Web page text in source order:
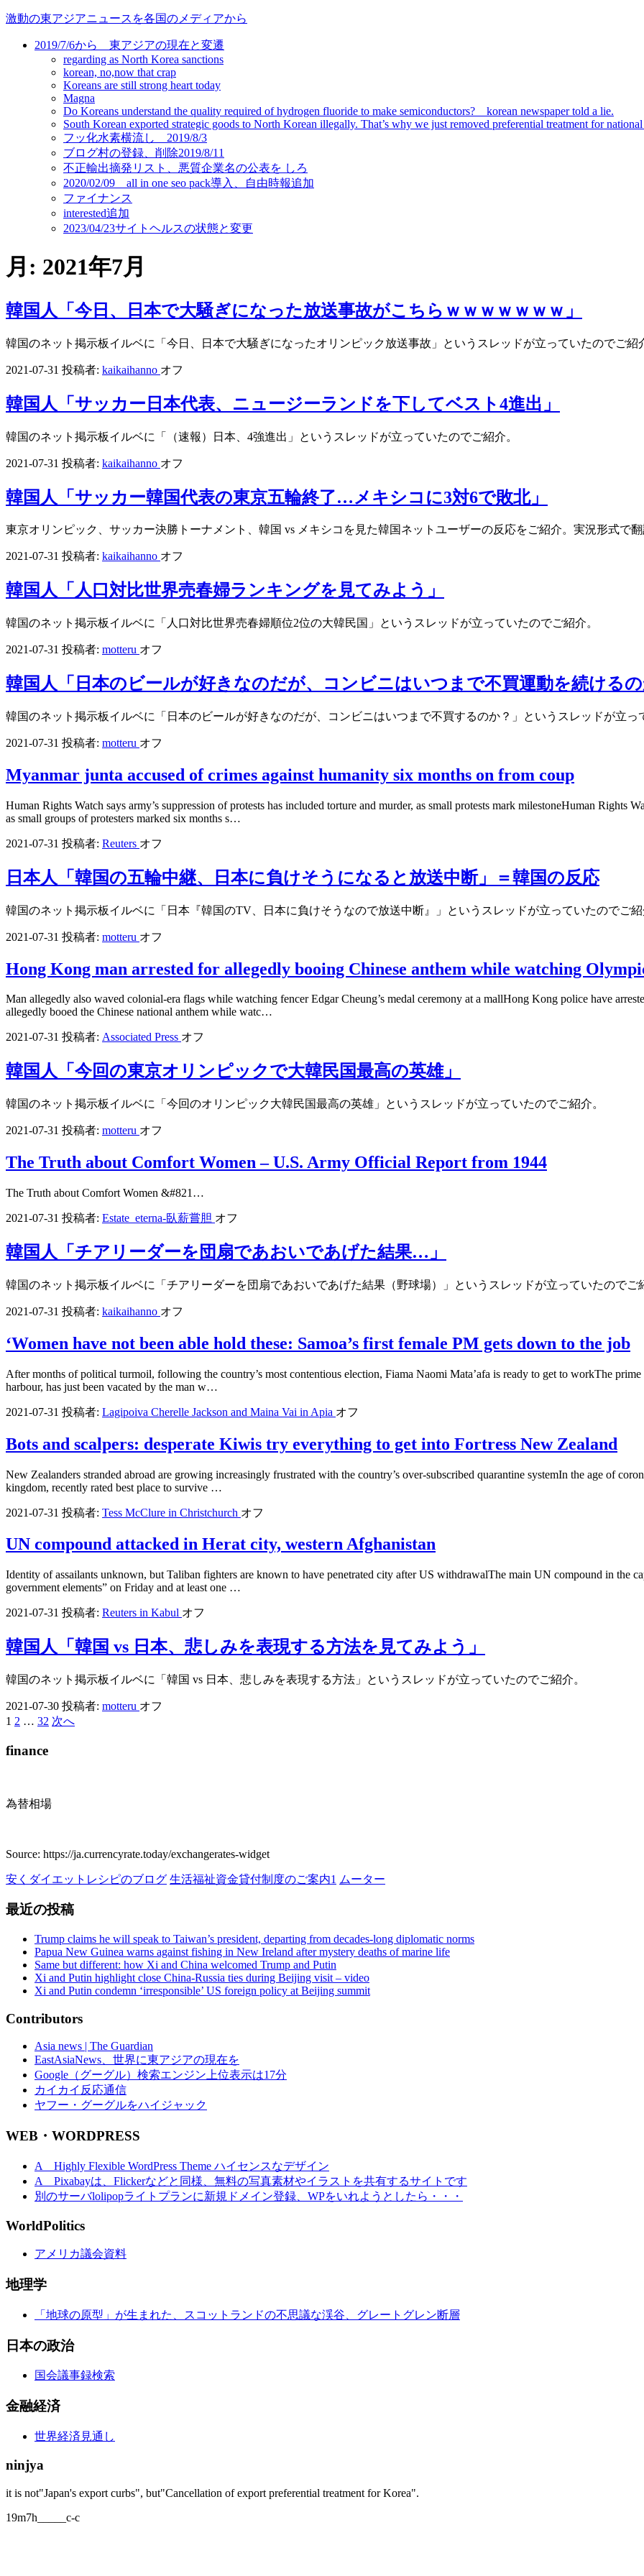
コ
激動の東アジアニュースを各国のメディアから
2019/7/6から 東アジアの現在と変遷
regarding as North Korea sanctions
korean, no,now that crap
Koreans are still strong heart today
Magna
Do Koreans understand the quality required of hydrogen fluoride to make semiconductors? korean newspaper told a lie.
South Korean exported strategic goods to North Korean illegally. That’s why we just removed preferential treatment for national
フッ化水素横流し 2019/8/3
ブログ村の登録、削除2019/8/11
不正輸出摘発リスト、悪質企業名の公表を しろ
2020/02/09 all in one seo pack導入、自由時報追加
ファイナンス
interested追加
2023/04/23サイトヘルスの状態と変更
月: 2021年7月
韓国人「今日、日本で大騒ぎになった放送事故がこちらｗｗｗｗｗｗｗ」
韓国のネット掲示板イルベに「今日、日本で大騒ぎになったオリンピック放送事故」というスレッドが立っていたのでご紹
2021-07-31 投稿者: kaikaihanno オフ
韓国人「サッカー日本代表、ニュージーランドを下してベスト4進出」
韓国のネット掲示板イルベに「（速報）日本、4強進出」というスレッドが立っていたのでご紹介。
2021-07-31 投稿者: kaikaihanno オフ
韓国人「サッカー韓国代表の東京五輪終了…メキシコに3対6で敗北」
東京オリンピック、サッカー決勝トーナメント、韓国 vs メキシコを見た韓国ネットユーザーの反応をご紹介。実況形式で翻
2021-07-31 投稿者: kaikaihanno オフ
韓国人「人口対比世界売春婦ランキングを見てみよう」
韓国のネット掲示板イルベに「人口対比世界売春婦順位2位の大韓民国」というスレッドが立っていたのでご紹介。
2021-07-31 投稿者: motteru オフ
韓国人「日本のビールが好きなのだが、コンビニはいつまで不買運動を続けるの
韓国のネット掲示板イルベに「日本のビールが好きなのだが、コンビニはいつまで不買するのか？」というスレッドが立っ
2021-07-31 投稿者: motteru オフ
Myanmar junta accused of crimes against humanity six months on from coup
Human Rights Watch says army’s suppression of protests has included torture and murder, as small protests mark milestoneHuman Rights
as small groups of protesters marked six months s…
2021-07-31 投稿者: Reuters オフ
日本人「韓国の五輪中継、日本に負けそうになると放送中断」＝韓国の反応
韓国のネット掲示板イルベに「日本『韓国のTV、日本に負けそうなので放送中断』」というスレッドが立っていたのでご紹
2021-07-31 投稿者: motteru オフ
Hong Kong man arrested for allegedly booing Chinese anthem while watching
Man allegedly also waved colonial-era flags while watching fencer Edgar Cheung’s medal ceremony at a mallHong Kong police have
allegedly booed the Chinese national anthem while watc…
2021-07-31 投稿者: Associated Press オフ
韓国人「今回の東京オリンピックで大韓民国最高の英雄」
韓国のネット掲示板イルベに「今回のオリンピック大韓民国最高の英雄」というスレッドが立っていたのでご紹介。
2021-07-31 投稿者: motteru オフ
The Truth about Comfort Women – U.S. Army Official Report from 1944
The Truth about Comfort Women &#821…
2021-07-31 投稿者: Estate_eterna-臥薪嘗胆 オフ
韓国人「チアリーダーを団扇であおいであげた結果…」
韓国のネット掲示板イルベに「チアリーダーを団扇であおいであげた結果（野球場）」というスレッドが立っていたのでご
2021-07-31 投稿者: kaikaihanno オフ
‘Women have not been able hold these: Samoa’s first female PM gets down to the job
After months of political turmoil, following the country’s most contentious election, Fiama Naomi Mata’afa is ready to get to workThe
harbour, has just been vacated by the man w…
2021-07-31 投稿者: Lagipoiva Cherelle Jackson and Maina Vai in Apia オフ
Bots and scalpers: desperate Kiwis try everything to get into Fortress New Zealand
New Zealanders stranded abroad are growing increasingly frustrated with the country’s over-subscribed quarantine systemIn the age of
kingdom, recently rated best place to survive …
2021-07-31 投稿者: Tess McClure in Christchurch オフ
UN compound attacked in Herat city, western Afghanistan
Identity of assailants unknown, but Taliban fighters are known to have penetrated city after US withdrawalThe main UN compound in the
government elements” on Friday and at least one …
2021-07-31 投稿者: Reuters in Kabul オフ
韓国人「韓国 vs 日本、悲しみを表現する方法を見てみよう」
韓国のネット掲示板イルベに「韓国 vs 日本、悲しみを表現する方法」というスレッドが立っていたのでご紹介。
2021-07-30 投稿者: motteru オフ
投
稿
ペ
送
り
1 2 … 32 次へ
finance
為替相場
Source: https://ja.currencyrate.today/exchangerates-widget
安くダイエットレシピのブログ 生活福祉資金貸付制度のご案内1 ムーター
最近の投稿
Trump claims he will speak to Taiwan’s president, departing from decades-long diplomatic norms
Papua New Guinea warns against fishing in New Ireland after mystery deaths of marine life
Same but different: how Xi and China welcomed Trump and Putin
Xi and Putin highlight close China-Russia ties during Beijing visit – video
Xi and Putin condemn ‘irresponsible’ US foreign policy at Beijing summit
Contributors
Asia news | The Guardian
EastAsiaNews、世界に東アジアの現在を
Google（グーグル）検索エンジン上位表示は17分
カイカイ反応通信
ヤフー・グーグルをハイジャック
WEB・WORDPRESS
A Highly Flexible WordPress Theme ハイセンスなデザイン
A Pixabayは、Flickerなどと同様、無料の写真素材やイラストを共有するサイトです
別のサーバlolipopライトプランに新規ドメイン登録、WPをいれようとしたら・・・
WorldPolitics
アメリカ議会資料
地理学
「地球の原型」が生まれた、スコットランドの不思議な渓谷、グレートグレン断層
日本の政治
国会議事録検索
金融経済
世界経済見通し
ninjya
it is not"Japan's export curbs", but"Cancellation of export preferential treatment for Korea".
19m7h_____c-c